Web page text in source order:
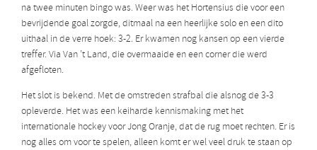
na twee minuten bingo was. Weer was het Hortensius die voor een
bevrijdende goal zorgde, ditmaal na een heerlijke solo en een dito
uithaal in de verre hoek: 3-2. Er kwamen nog kansen op een vierde
treffer. Via Van ’t Land, die overmaaide en een corner die werd
afgefloten.
Het slot is bekend. Met de omstreden strafbal die alsnog de 3-3
opleverde. Het was een keiharde kennismaking met het
internationale hockey voor Jong Oranje, dat de rug moet rechten. Er is
nog alles om voor te spelen, alleen komt er wel veel druk te staan op